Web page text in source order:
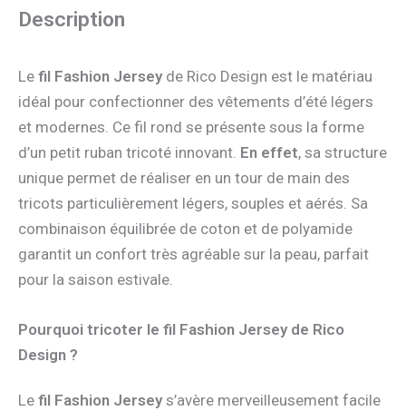
Description
Le fil Fashion Jerseyde Rico Design est le matériau
idéal pour confectionner des vêtements d’été légers
et modernes. Ce fil rond se présente sous la forme
d’un petit ruban tricoté innovant. En effet, sa structure
unique permet de réaliser en un tour de main des
tricots particulièrement légers, souples et aérés. Sa
combinaison équilibrée de coton et de polyamide
garantit un confort très agréable sur la peau, parfait
pour la saison estivale.
Pourquoi tricoter le fil Fashion Jersey de Rico
Design ?
Le fil Fashion Jerseys’avère merveilleusement facile